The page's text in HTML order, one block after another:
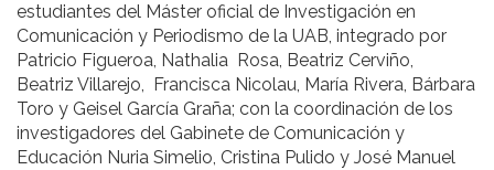
estudiantes del Máster oficial de Investigación en
Comunicación y Periodismo de la UAB, integrado por
Patricio Figueroa, Nathalia Rosa, Beatriz Cerviño,
Beatriz Villarejo, Francisca Nicolau, María Rivera, Bárbara
Toro y Geisel García Graña; con la coordinación de los
investigadores del Gabinete de Comunicación y
Educación Nuria Simelio, Cristina Pulido y José Manuel